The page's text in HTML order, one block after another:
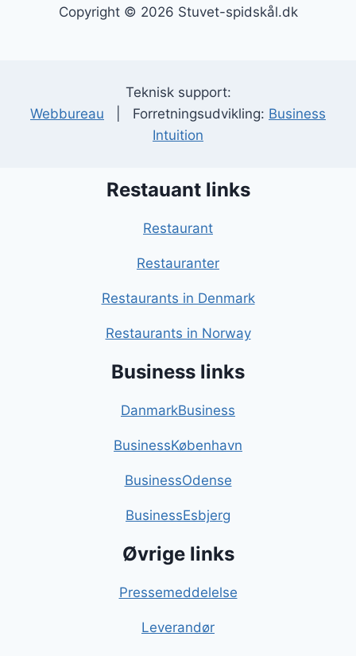
Copyright © 2026 Stuvet-spidskål.dk
Teknisk support:
Webbureau | Forretningsudvikling: Business
Intuition
Restauant links
Restaurant
Restauranter
Restaurants in Denmark
Restaurants in Norway
Business links
DanmarkBusiness
BusinessKøbenhavn
BusinessOdense
BusinessEsbjerg
Øvrige links
Pressemeddelelse
Leverandør